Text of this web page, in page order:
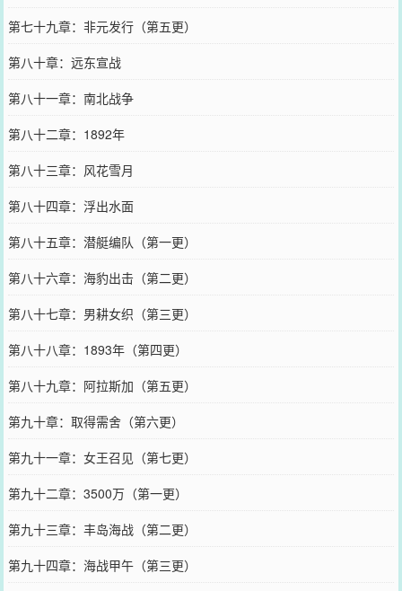
第七十九章：非元发行（第五更）
第八十章：远东宣战
第八十一章：南北战争
第八十二章：1892年
第八十三章：风花雪月
第八十四章：浮出水面
第八十五章：潜艇编队（第一更）
第八十六章：海豹出击（第二更）
第八十七章：男耕女织（第三更）
第八十八章：1893年（第四更）
第八十九章：阿拉斯加（第五更）
第九十章：取得需舍（第六更）
第九十一章：女王召见（第七更）
第九十二章：3500万（第一更）
第九十三章：丰岛海战（第二更）
第九十四章：海战甲午（第三更）